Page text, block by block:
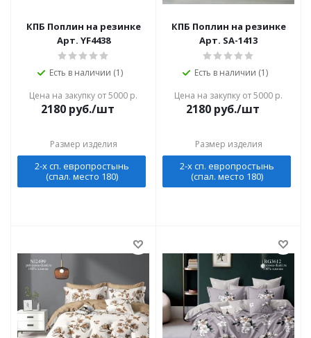
КПБ Поплин на резинке
Арт. YF4438
Есть в наличии (1)
Цена на закупку от 5000 р.
2180 руб./шт
Размер изделия
2-х сп. европростынь
(спал. место 180)
КПБ Поплин на резинке
Арт. SA-1413
Есть в наличии (1)
Цена на закупку от 5000 р.
2180 руб./шт
Размер изделия
2-х сп. европростынь
(спал. место 180)